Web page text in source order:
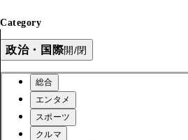
Category
政治・国際開/閉
総合
エンタメ
スポーツ
クルマ